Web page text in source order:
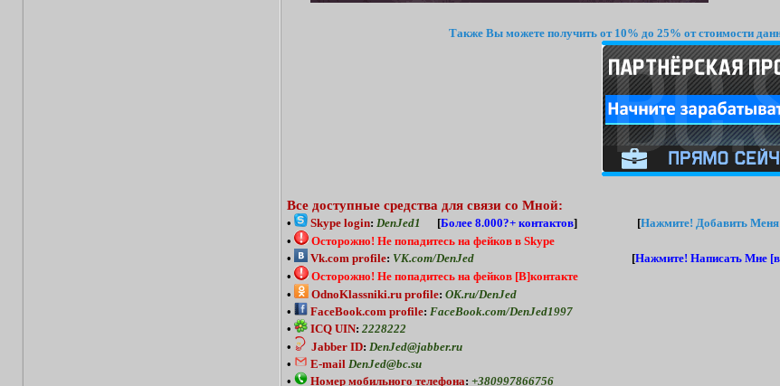
Также Вы можете получить от 10% до 25% от стоимости
Все доступные средства для связи со Мной:
• Skype login: DenJed1 [Более 8.000?+ контактов] [Нажмите! Добавить
•
Осторожно! Не попадитесь на фейков в Skype
•
Vk.com profile: VK.com/DenJed [Нажмите! Написать Мне
•
Осторожно! Не попадитесь на фейков [В]контакте
•
OdnoKlassniki.ru profile: OK.ru/DenJed
•
FaceBook.com profile: FaceBook.com/DenJed1997
•
ICQ UIN: 2228222
•
Jabber ID: DenJed@jabber.ru
•
E-mail DenJed@bc.su
•
Номер мобильного телефона: +380997866756